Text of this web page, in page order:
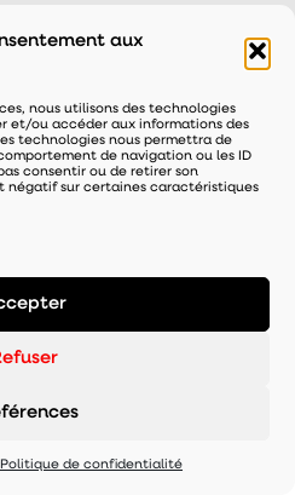
aux
nous utilisons des technologies
et/ou accéder aux informations des
technologies nous permettra de
de navigation ou les ID
consentir ou de retirer son
négatif sur certaines caractéristiques
Politique de confidentialité
confidentialité
consentement